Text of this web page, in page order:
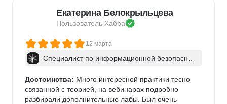
Екатерина Белокрыльцева
Пользователь Хабра
12 марта
Специалист по информационной безопаснос
Достоинства: Много интересной практики тесно
связанной с теорией, на вебинарах подробно
разбирали дополнительные лабы. Был очень